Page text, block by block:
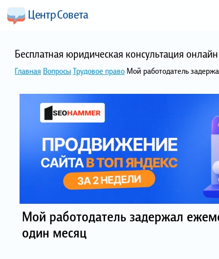
Бесплатная юридическая консультация
Главная ВопросыТрудовое право Мой работодатель
Мой работодатель задержал
один месяц